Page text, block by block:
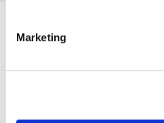
Marketing